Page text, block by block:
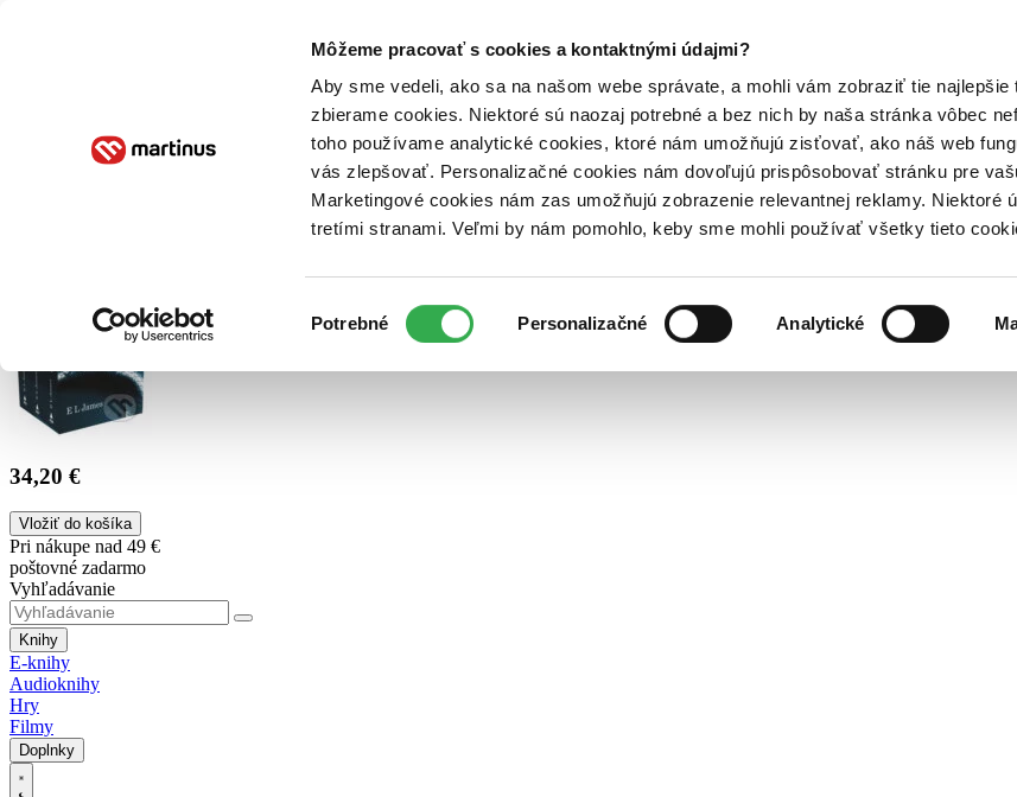
Môžeme pracovať s cookies a kontaktnými údajmi?
Aby sme vedeli, ako sa na našom webe správate, a mohli vám zobraziť tie najlepšie
zbierame cookies. Niektoré sú naozaj potrebné a bez nich by naša stránka vôbec
toho používame analytické cookies, ktoré nám umožňujú zisťovať, ako náš web
vás zlepšovať. Personalizačné cookies nám dovoľujú prispôsobovať stránku pre
Marketingové cookies nám zas umožňujú zobrazenie relevantnej reklamy. Niektoré
tretími stranami. Veľmi by nám pomohlo, keby sme mohli používať všetky tieto
súhlasu
Potrebné Personalizačné Analytické
Poukážky Kontakt
34,20 €
Vložiť do košíka
Pri nákupe nad 49 €
poštovné zadarmo
Vyhľadávanie
Knihy
E-knihy
Audioknihy
Hry
Filmy
Doplnky